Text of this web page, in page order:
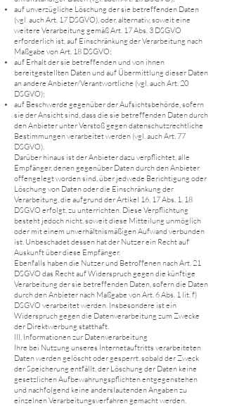
auf unverzügliche Löschung der sie betreffenden Daten
(vgl. auch Art. 17 DSGVO), oder, alternativ, soweit eine
weitere Verarbeitung gemäß Art. 17 Abs. 3 DSGVO
erforderlich ist, auf Einschränkung der Verarbeitung nach
Maßgabe von Art. 18 DSGVO;
auf Erhalt der sie betreffenden und von ihnen
bereitgestellten Daten und auf Übermittlung dieser Daten
an andere Anbieter/Verantwortliche (vgl. auch Art. 20
DSGVO);
auf Beschwerde gegenüber der Aufsichtsbehörde, sofern
sie der Ansicht sind, dass die sie betreffenden Daten durch
den Anbieter unter Verstoß gegen datenschutzrechtliche
Bestimmungen verarbeitet werden (vgl. auch Art. 77
DSGVO).
Darüber hinaus ist der Anbieter dazu verpflichtet, alle
Empfänger, denen gegenüber Daten durch den Anbieter
offengelegt worden sind, über jedwede Berichtigung oder
Löschung von Daten oder die Einschränkung der
Verarbeitung, die aufgrund der Artikel 16, 17 Abs. 1, 18
DSGVO erfolgt, zu unterrichten. Diese Verpflichtung
besteht jedoch nicht, soweit diese Mitteilung unmöglich
oder mit einem unverhältnismäßigen Aufwand verbunden
ist. Unbeschadet dessen hat der Nutzer ein Recht auf
Auskunft über diese Empfänger.
Ebenfalls haben die Nutzer und Betroffenen nach Art. 21
DSGVO das Recht auf Widerspruch gegen die künftige
Verarbeitung der sie betreffenden Daten, sofern die Daten
durch den Anbieter nach Maßgabe von Art. 6 Abs. 1 lit. f)
DSGVO verarbeitet werden. Insbesondere ist ein
Widerspruch gegen die Datenverarbeitung zum Zwecke
der Direktwerbung statthaft.
III. Informationen zur Datenverarbeitung
Ihre bei Nutzung unseres Internetauftritts verarbeiteten
Daten werden gelöscht oder gesperrt, sobald der Zweck
der Speicherung entfällt, der Löschung der Daten keine
gesetzlichen Aufbewahrungspflichten entgegenstehen
und nachfolgend keine anderslautenden Angaben zu
einzelnen Verarbeitungsverfahren gemacht werden.